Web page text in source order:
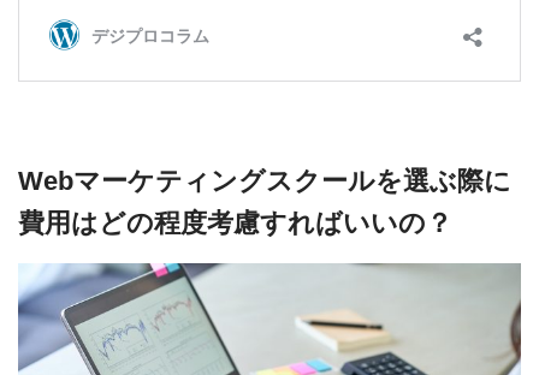
Webマーケティングスクールを選ぶ際に
費用はどの程度考慮すればいいの？